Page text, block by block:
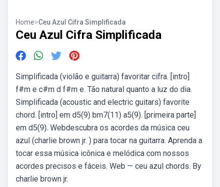
Home>Ceu Azul Cifra Simplificada
Ceu Azul Cifra Simplificada
Simplificada (violão e guitarra) favoritar cifra. [intro]
f#m e c#m d f#m e. Tão natural quanto a luz do dia.
Simplificada (acoustic and electric guitars) favorite
chord. [intro] em d5(9) bm7(11) a5(9). [primeira parte]
em d5(9). Webdescubra os acordes da música ceu
azul (charlie brown jr. ) para tocar na guitarra. Aprenda a
tocar essa música icônica e melódica com nossos
acordes precisos e fáceis. Web — ceu azul chords. By
charlie brown jr.